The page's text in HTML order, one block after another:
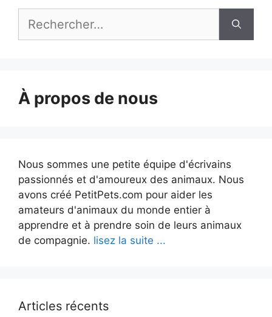
À propos de nous
Nous sommes une petite équipe d'écrivains
passionnés et d'amoureux des animaux. Nous
avons créé PetitPets.com pour aider les
amateurs d'animaux du monde entier à
apprendre et à prendre soin de leurs animaux
de compagnie. lisez la suite ...
Articles récents